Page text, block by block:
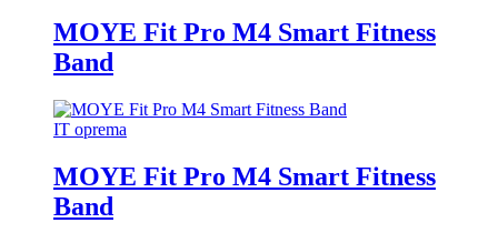
MOYE Fit Pro M4 Smart Fitness
Band
IT oprema
MOYE Fit Pro M4 Smart Fitness
Band